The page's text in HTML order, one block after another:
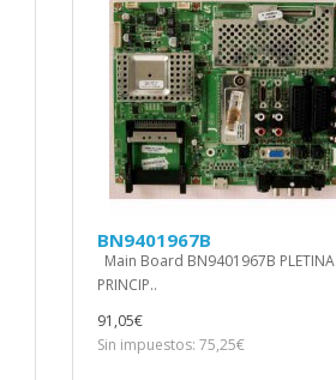
BN9401967B
Main Board BN9401967B PLETINA
PRINCIP..
91,05€
Sin impuestos: 75,25€